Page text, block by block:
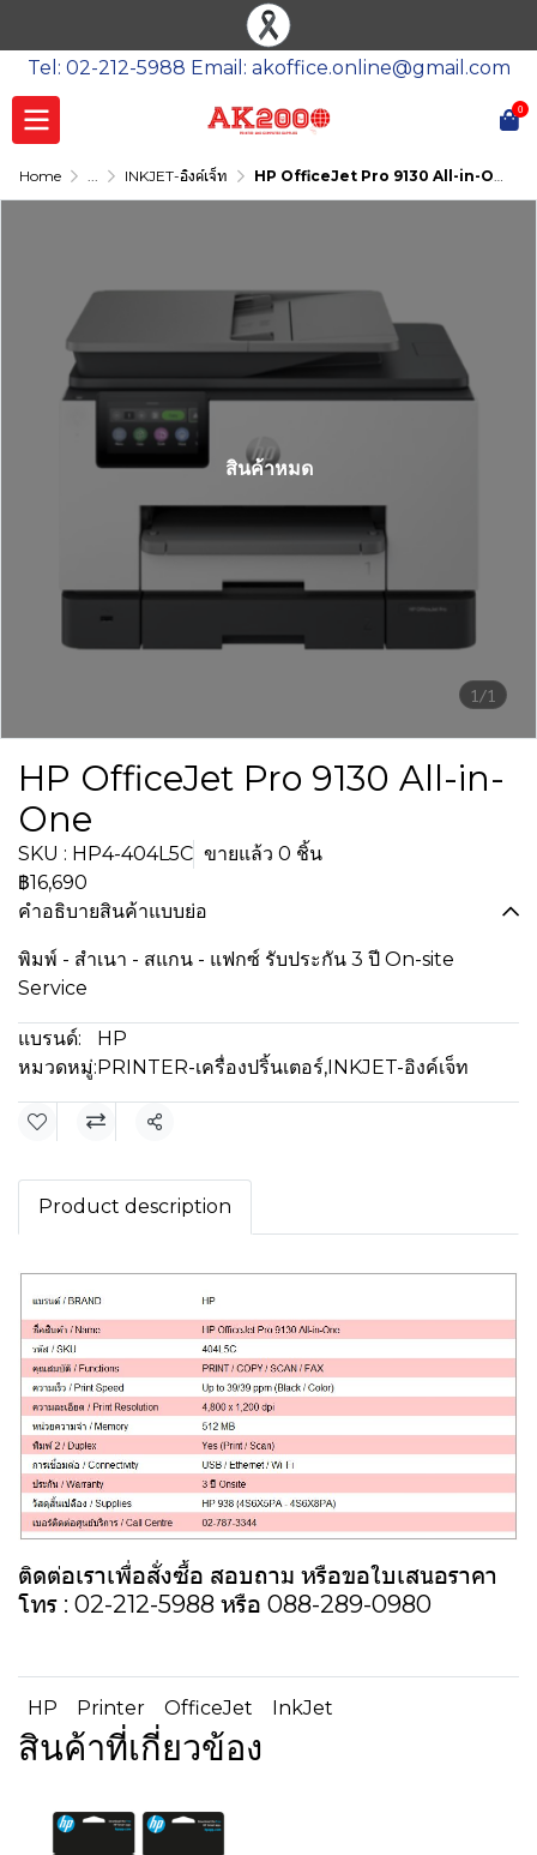
Tel: 02-212-5988 Email: akoffice.online@gmail.com
0
Home ... INKJET-อิงค์เจ็ท HP OfficeJet Pro 9130 All-in-One
1/1
สินค้าหมด
HP OfficeJet Pro 9130 All-in-
One
SKU : HP4-404L5C ขายแล้ว 0 ชิ้น
฿16,690
คำอธิบายสินค้าแบบย่อ
พิมพ์ - สำเนา - สแกน - แฟกซ์ รับประกัน 3 ปี On-site
Service
แบรนด์:
HP
หมวดหมู่:PRINTER-เครื่องปริ้นเตอร์,INKJET-อิงค์เจ็ท
แชร์
Product description
ติดต่อเราเพื่อสั่งซื้อ สอบถาม หรือขอใบเสนอราคา
โทร : 02-212-5988 หรือ 088-289-0980
HP Printer OfficeJet InkJet
สินค้าที่เกี่ยวข้อง